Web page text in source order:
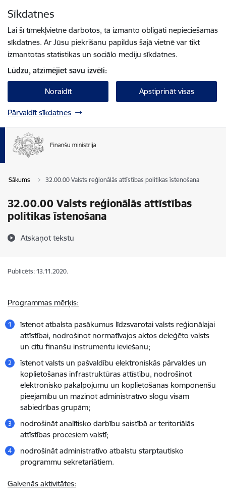
Sīkdatnes
Lai šī tīmekļvietne darbotos, tā izmanto obligāti nepieciešamās
sīkdatnes. Ar Jūsu piekrišanu papildus šajā vietnē var tikt
izmantotas statistikas un sociālo mediju sīkdatnes.
Lūdzu, atzīmējiet savu izvēli:
Noraidīt Apstiprināt visas
Pārvaldīt sīkdatnes
Sākums 32.00.00 Valsts reģionālās attīstības politikas īstenošana
32.00.00 Valsts reģionālās attīstības
politikas īstenošana
Atskaņot tekstu
Publicēts: 13.11.2020.
Programmas mērķis:
īstenot atbalsta pasākumus līdzsvarotai valsts reģionālajai
attīstībai, nodrošinot normatīvajos aktos deleģēto valsts
un citu finanšu instrumentu ieviešanu;
īstenot valsts un pašvaldību elektroniskās pārvaldes un
koplietošanas infrastruktūras attīstību, nodrošinot
elektronisko pakalpojumu un koplietošanas komponenšu
pieejamību un mazinot administratīvo slogu visām
sabiedrības grupām;
nodrošināt analītisko darbību saistībā ar teritoriālās
attīstības procesiem valstī;
nodrošināt administratīvo atbalstu starptautisko
programmu sekretariātiem.
Galvenās aktivitātes: